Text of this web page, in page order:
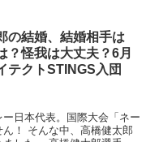
の結婚、結婚相手は
？怪我は大丈夫？6月
テクトSTINGS入団
日本代表。国際大会「ネー
！ そんな中、高橋健太郎